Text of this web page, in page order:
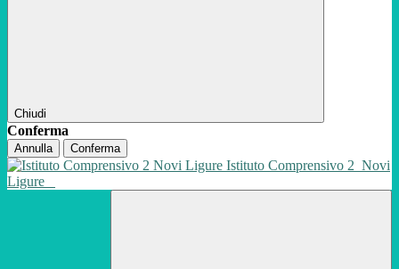
Chiudi
Conferma
Annulla Conferma
Istituto Comprensivo 2 Novi
Ligure